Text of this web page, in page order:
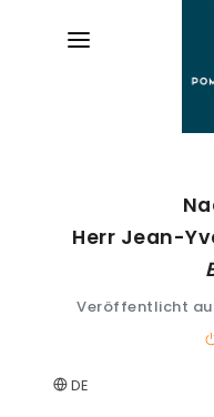
Herr Jean-
Veröffentlicht
DE